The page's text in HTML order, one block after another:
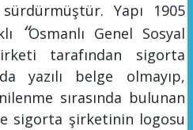
Yapı 1905
“Osmanlı Genel Sosyal
tarafından sigorta
yazılı belge olmayıp,
sırasında bulunan
sigorta şirketinin logosu